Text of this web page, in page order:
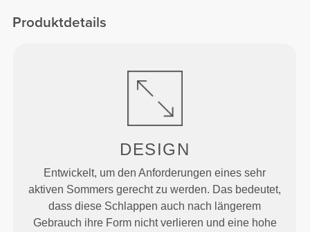
Produktdetails
DESIGN
Entwickelt, um den Anforderungen eines sehr
aktiven Sommers gerecht zu werden. Das bedeutet,
dass diese Schlappen auch nach längerem
Gebrauch ihre Form nicht verlieren und eine hohe